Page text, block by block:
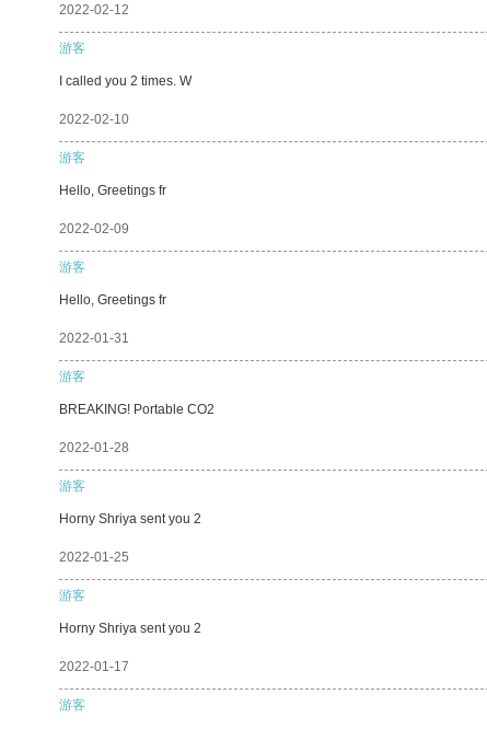
2022-02-12
游客
I called you 2 times. W
2022-02-10
游客
Hello, Greetings fr
2022-02-09
游客
Hello, Greetings fr
2022-01-31
游客
BREAKING! Portable CO2
2022-01-28
游客
Horny Shriya sent you 2
2022-01-25
游客
Horny Shriya sent you 2
2022-01-17
游客